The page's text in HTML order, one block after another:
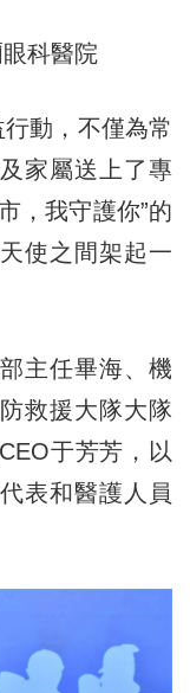
科醫院
動，不僅為常
家屬送上了專
，我守護你”的
使之間架起一
主任畢海、機
救援大隊大隊
于芳芳，以
表和醫護人員